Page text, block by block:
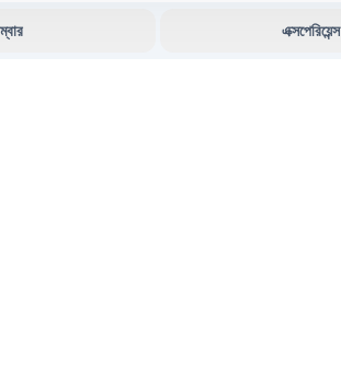
এক্সপেরিয়েন্স